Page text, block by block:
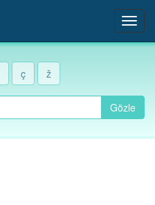
ç ž
Gözle